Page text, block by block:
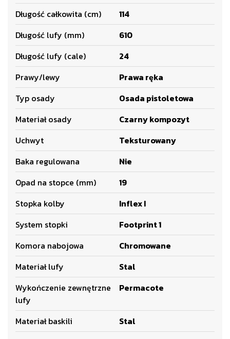
Długość całkowita (cm)
114
Długość lufy (mm)
610
Długość lufy (cale)
24
Prawy/lewy
Prawa ręka
Typ osady
Osada pistoletowa
Materiał osady
Czarny kompozyt
Uchwyt
Teksturowany
Baka regulowana
Nie
Opad na stopce (mm)
19
Stopka kolby
Inflex I
System stopki
Footprint 1
Komora nabojowa
Chromowane
Materiał lufy
Stal
Wykończenie zewnętrzne
lufy
Permacote
Materiał baskili
Stal